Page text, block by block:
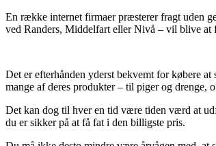
En række internet firmaer præsterer fragt uden
ved Randers, Middelfart eller Nivå – vil blive at
Det er efterhånden yderst bekvemt for købere
mange af deres produkter – til piger og drenge,
Det kan dog til hver en tid være tiden værd at
du er sikker på at få fat i den billigste pris.